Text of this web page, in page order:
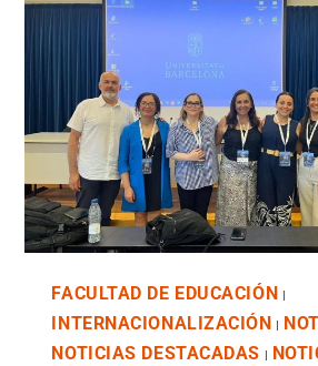
FACULTAD DE EDUCACIÓN |
INTERNACIONALIZACIÓN |
NOTICIAS DESTACADAS |